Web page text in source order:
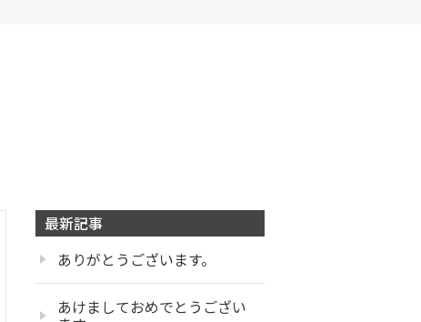
最新記事
ありがとうございます。
あけましておめでとうござい